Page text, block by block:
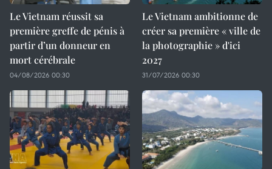
Le Vietnam réussit sa
première greffe de pénis à
partir d’un donneur en
mort cérébrale
04/08/2026 00:30
Le Vietnam ambitionne de
créer sa première « ville de
la photographie » d'ici
2027
31/07/2026 00:30